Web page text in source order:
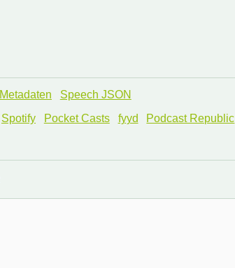
Metadaten
Speech JSON
Spotify Pocket Casts fyyd Podcast Republic